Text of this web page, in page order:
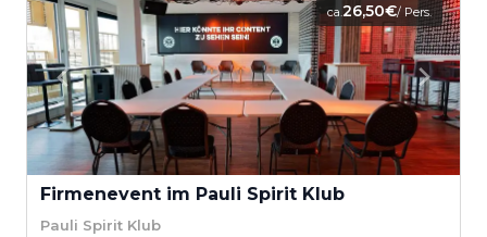
ca.26,50€/ Pers.
Firmenevent im Pauli Spirit Klub
Pauli Spirit Klub